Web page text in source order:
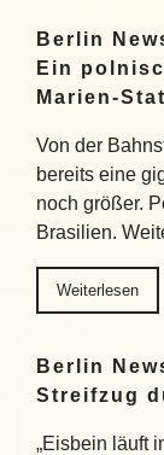
Berlin
Ein
Marien-
Von der
bereits eine
noch größer.
Brasilien.
Weiterlesen
Berlin
Streifzug
„Eisbein läuft